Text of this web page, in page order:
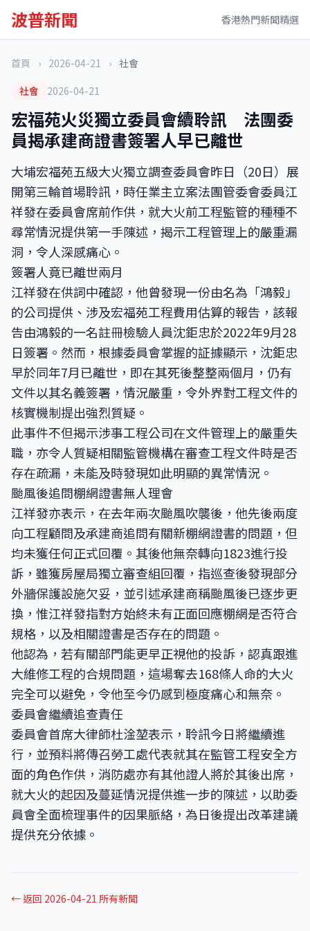
波普新聞 香港熱門新聞精選
首頁 › 2026-04-21 › 社會
社會
2026-04-21
宏福苑火災獨立委員會續聆訊 法團委
員揭承建商證書簽署人早已離世
大埔宏福苑五級大火獨立調查委員會昨日（20日）展
開第三輪首場聆訊，時任業主立案法團管委會委員江
祥發在委員會席前作供，就大火前工程監管的種種不
尋常情況提供第一手陳述，揭示工程管理上的嚴重漏
洞，令人深感痛心。
簽署人竟已離世兩月
江祥發在供詞中確認，他曾發現一份由名為「鴻毅」
的公司提供、涉及宏福苑工程費用估算的報告，該報
告由鴻毅的一名註冊檢驗人員沈鉅忠於2022年9月28
日簽署。然而，根據委員會掌握的証據顯示，沈鉅忠
早於同年7月已離世，即在其死後整整兩個月，仍有
文件以其名義簽署，情況嚴重，令外界對工程文件的
核實機制提出強烈質疑。
此事件不但揭示涉事工程公司在文件管理上的嚴重失
職，亦令人質疑相關監管機構在審查工程文件時是否
存在疏漏，未能及時發現如此明顯的異常情況。
颱風後追問棚網證書無人理會
江祥發亦表示，在去年兩次颱風吹襲後，他先後兩度
向工程顧問及承建商追問有關新棚網證書的問題，但
均未獲任何正式回覆。其後他無奈轉向1823進行投
訴，雖獲房屋局獨立審查組回覆，指巡查後發現部分
外牆保護設施欠妥，並引述承建商稱颱風後已逐步更
換，惟江祥發指對方始終未有正面回應棚網是否符合
規格，以及相關證書是否存在的問題。
他認為，若有關部門能更早正視他的投訴，認真跟進
大維修工程的合規問題，這場奪去168條人命的大火
完全可以避免，令他至今仍感到極度痛心和無奈。
委員會繼續追查責任
委員會首席大律師杜淦堃表示，聆訊今日將繼續進
行，並預料將傳召勞工處代表就其在監管工程安全方
面的角色作供，消防處亦有其他證人將於其後出席，
就大火的起因及蔓延情況提供進一步的陳述，以助委
員會全面梳理事件的因果脈絡，為日後提出改革建議
提供充分依據。
← 返回 2026-04-21 所有新聞